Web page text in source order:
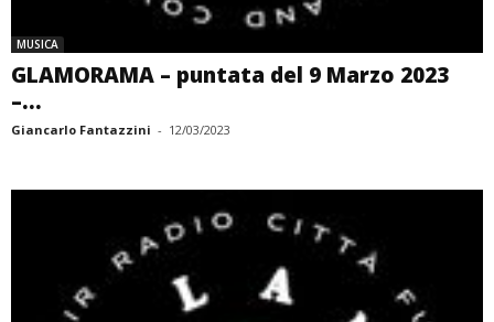
MUSICA
GLAMORAMA – puntata del 9 Marzo 2023
–...
Giancarlo Fantazzini - 12/03/2023